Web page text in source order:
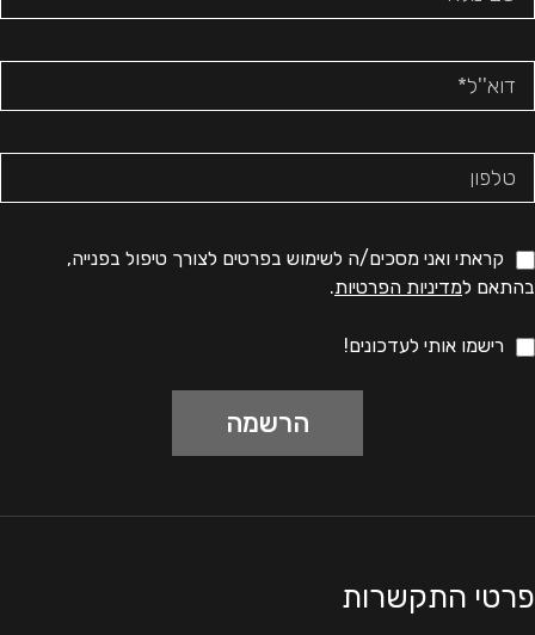
קראתי ואני מסכים/ה לשימוש בפרטים לצורך טיפול בפנייה,
בהתאם למדיניות הפרטיות.
רישמו אותי לעדכונים!
פרטי התקשרות